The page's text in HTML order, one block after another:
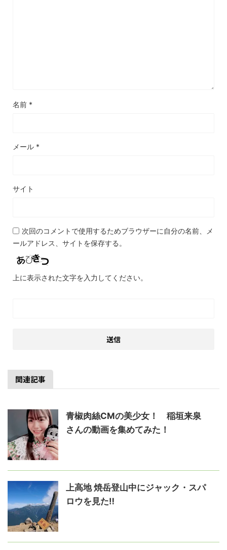
名前 *
メール *
サイト
次回のコメントで使用するためブラウザーに自分の名前、メ
ールアドレス、サイトを保存する。
上に表示された文字を入力してください。
関連記事
青椒肉絲CMの美少女！ 稲垣来泉
さんの動画を集めてみた！
上高地 焼岳登山中にジャック・スパ
ロウを見た‼️